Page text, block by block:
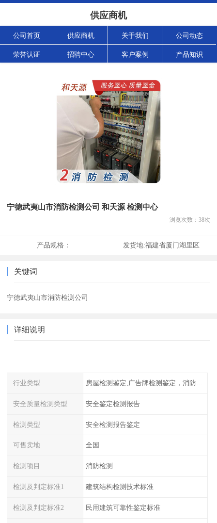
供应商机
公司首页 供应商机 关于我们 公司动态
荣誉认证 招聘中心 客户案例 产品知识
宁德武夷山市消防检测公司 和天源 检测中心
浏览次数： 38次
产品规格： 发货地:福建省厦门湖里区
关键词
宁德武夷山市消防检测公司
详细说明
行业类型 房屋检测鉴定,广告牌检测鉴定，消防检测
安全质量检测类型 安全鉴定检测报告
检测类型 安全检测报告鉴定
可售卖地 全国
检测项目 消防检测
检测及判定标准1 建筑结构检测技术标准
检测及判定标准2 民用建筑可靠性鉴定标准